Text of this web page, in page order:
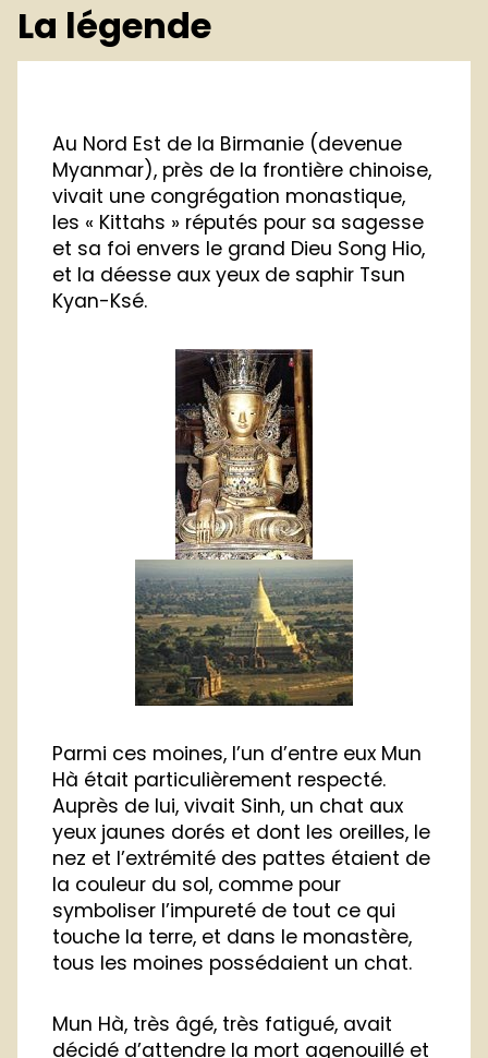
La légende
Au Nord Est de la Birmanie (devenue
Myanmar), près de la frontière chinoise,
vivait une congrégation monastique,
les « Kittahs » réputés pour sa sagesse
et sa foi envers le grand Dieu Song Hio,
et la déesse aux yeux de saphir Tsun
Kyan-Ksé.
Parmi ces moines, l’un d’entre eux Mun
Hà était particulièrement respecté.
Auprès de lui, vivait Sinh, un chat aux
yeux jaunes dorés et dont les oreilles, le
nez et l’extrémité des pattes étaient de
la couleur du sol, comme pour
symboliser l’impureté de tout ce qui
touche la terre, et dans le monastère,
tous les moines possédaient un chat.
Mun Hà, très âgé, très fatigué, avait
décidé d’attendre la mort agenouillé et